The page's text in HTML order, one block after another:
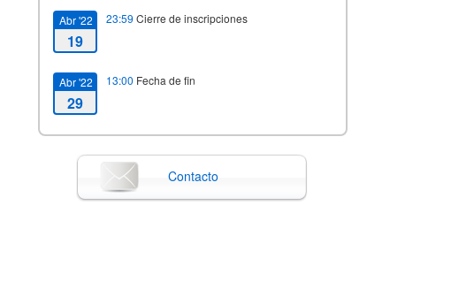
Abr '22
19
23:59 Cierre de inscripciones
Abr '22
29
13:00 Fecha de fin
Contacto